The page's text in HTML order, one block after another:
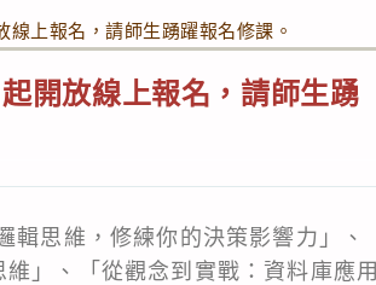
上報名，請師生踴躍報名修課。
開放線上報名，請師生踴
思維，修練你的決策影響力」、
」、「從觀念到實戰：資料庫應用